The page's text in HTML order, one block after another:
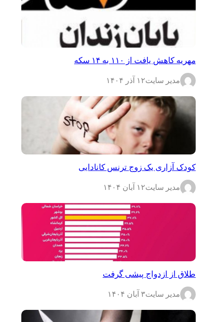
مهریه کاهش یافت از ۱۱۰ به ۱۴ سکه
مدیر سایت۱۲ آذر ۱۴۰۴
کودک آزاری یک زوج ترنس کانادایی
مدیر سایت۱۲ آبان ۱۴۰۴
طلاق از ازدواج پیشی گرفت
مدیر سایت۳ آبان ۱۴۰۴